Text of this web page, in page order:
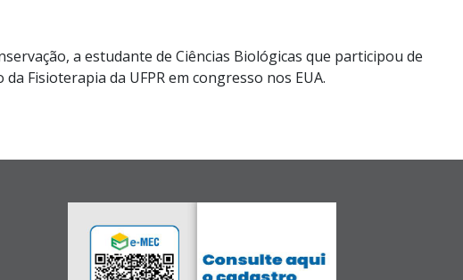
a estudante de Ciências Biológicas que participou de
Fisioterapia da UFPR em congresso nos EUA.